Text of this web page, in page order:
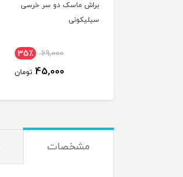
براش ماسک دو سر خرسی
سیلیکونی
69,000 35٪
45,000 تومان
مشخصات